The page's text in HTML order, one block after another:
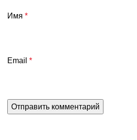
Имя *
Email *